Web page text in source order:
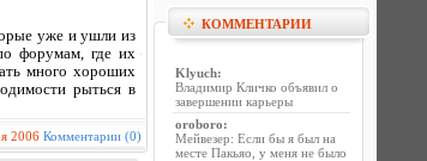
уже и ушли из
форумам, где их
много хороших
рыться в
2006 Комментарии (0)
КОММЕНТАРИИ
Klyuch:
Владимир Кличко объявил о
завершении карьеры
oroboro:
Мейвезер: Если бы я был на
месте Пакьяо, у меня не было